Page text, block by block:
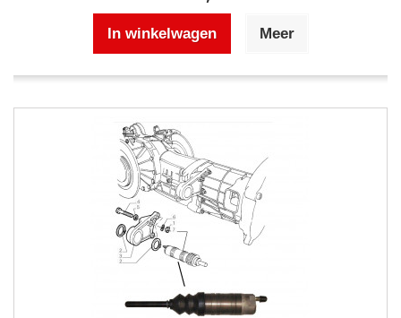
In winkelwagen Meer